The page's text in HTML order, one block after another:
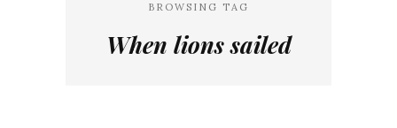
BROWSING TAG
When lions sailed